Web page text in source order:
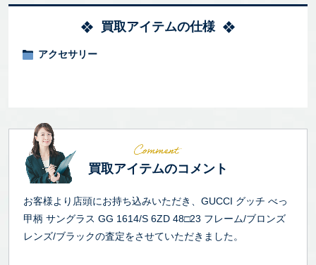
買取アイテムの仕様
アクセサリー
買取アイテムのコメント
お客様より店頭にお持ち込みいただき、GUCCI グッチ べっ
甲柄 サングラス GG 1614/S 6ZD 48□23 フレーム/ブロンズ
レンズ/ブラックの査定をさせていただきました。